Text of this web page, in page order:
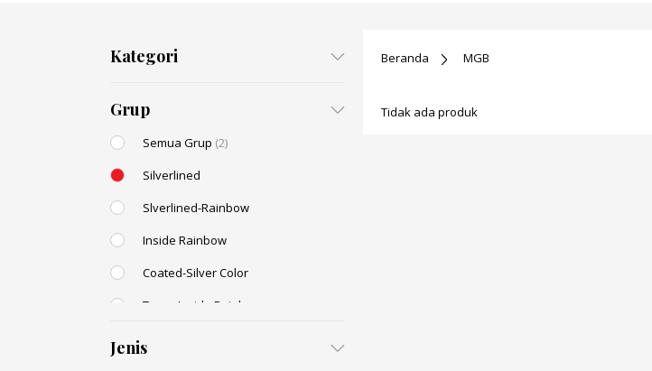
Kategori
Grup
Semua Grup (2)
Silverlined
Slverlined-Rainbow
Inside Rainbow
Coated-Silver Color
Trans-Inside Rainbow
Jenis
Beranda MGB
Tidak ada produk